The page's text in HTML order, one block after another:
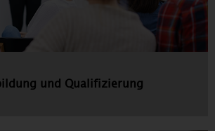
und Qualifizierung